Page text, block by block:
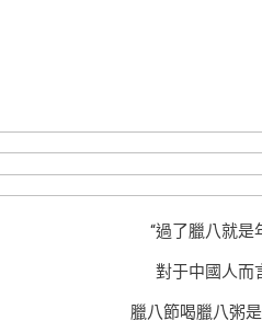
“過了臘八就是
對于中國人而
臘八節喝臘八粥